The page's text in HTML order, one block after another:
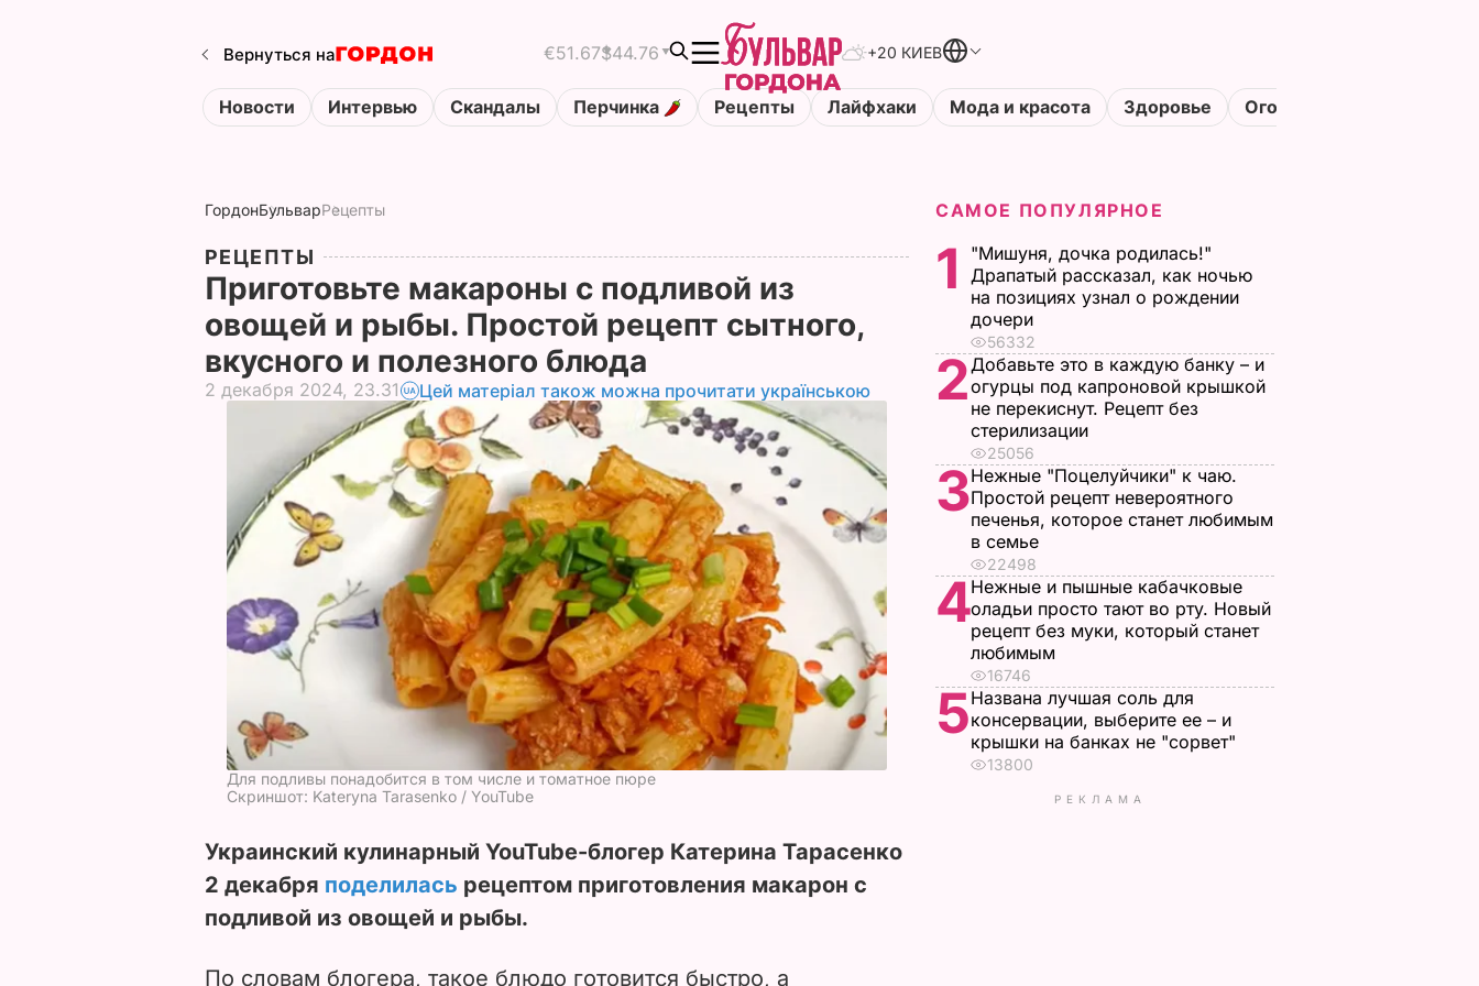
Вернуться на €51.67$44.76 +20 КИЕВ
Новости Интервью Скандалы Перчинка Рецепты Лайфхаки Мода и красота Здоровье Огороды
ГордонБульварРецепты
РЕЦЕПТЫ
Приготовьте макароны с подливой из
овощей и рыбы. Простой рецепт сытного,
вкусного и полезного блюда
2 декабря 2024, 23.31 Цей матеріал також можна прочитати українською
Для подливы понадобится в том числе и томатное пюре
Скриншот: Kateryna Tarasenko / YouTube
Украинский кулинарный YouTube-блогер Катерина Тарасенко
2 декабря поделилась рецептом приготовления макарон с
подливой из овощей и рыбы.
По словам блогера, такое блюдо готовится быстро, а
САМОЕ ПОПУЛЯРНОЕ
1
"Мишуня, дочка родилась!"
Драпатый рассказал, как ночью
на позициях узнал о рождении
дочери
56332
2Добавьте это в каждую банку – и
огурцы под капроновой крышкой
не перекиснут. Рецепт без
стерилизации
25056
3Нежные "Поцелуйчики" к чаю.
Простой рецепт невероятного
печенья, которое станет любимым
в семье
22498
4Нежные и пышные кабачковые
оладьи просто тают во рту. Новый
рецепт без муки, который станет
любимым
16746
5Названа лучшая соль для
консервации, выберите ее – и
крышки на банках не "сорвет"
13800
РЕКЛАМА